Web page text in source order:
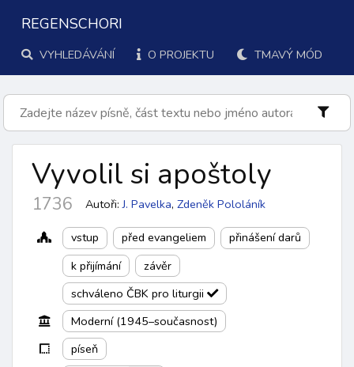
REGENSCHORI
VYHLEDÁVÁNÍ O PROJEKTU TMAVÝ MÓD
Vyvolil si apoštoly
1736 Autoři: J. Pavelka, Zdeněk Pololáník
vstup před evangeliem
přinášení darů
k přijímání
závěr
schváleno ČBK pro liturgii
Moderní (1945–současnost)
píseň